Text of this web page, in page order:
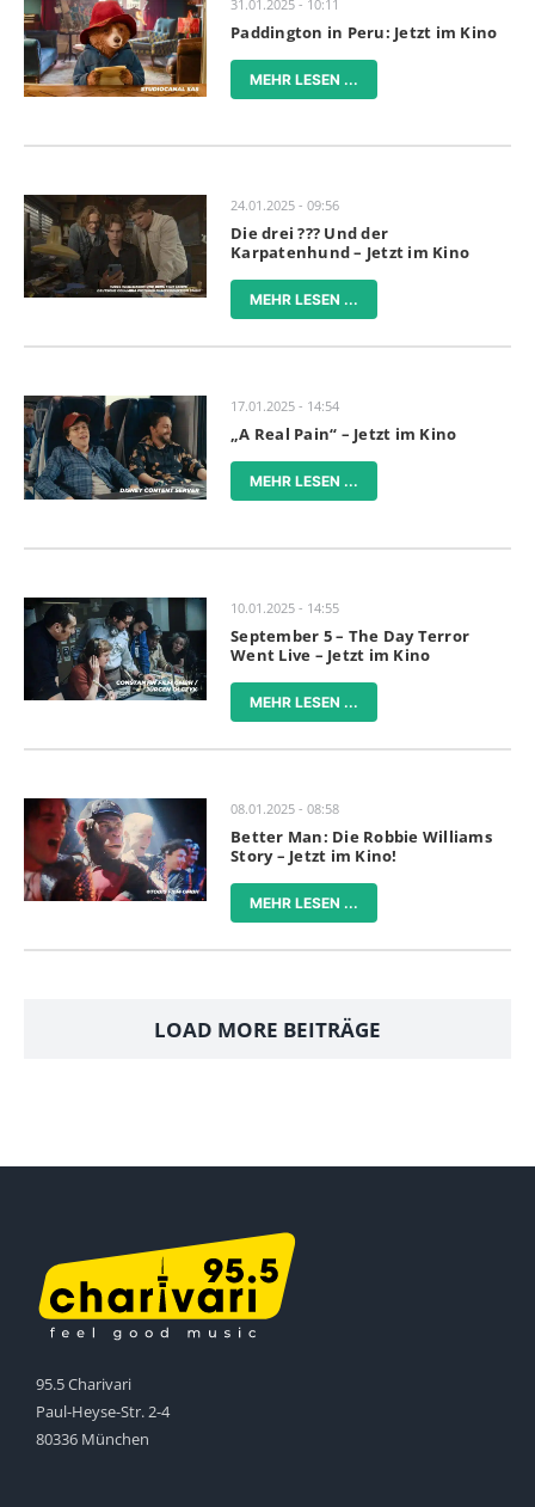
31.01.2025 - 10:11
Paddington in Peru: Jetzt im Kino
MEHR LESEN ...
24.01.2025 - 09:56
Die drei ??? Und der
Karpatenhund – Jetzt im Kino
MEHR LESEN ...
17.01.2025 - 14:54
„A Real Pain“ – Jetzt im Kino
MEHR LESEN ...
10.01.2025 - 14:55
September 5 – The Day Terror
Went Live – Jetzt im Kino
MEHR LESEN ...
08.01.2025 - 08:58
Better Man: Die Robbie Williams
Story – Jetzt im Kino!
MEHR LESEN ...
LOAD MORE BEITRÄGE
95.5 Charivari
Paul-Heyse-Str. 2-4
80336 München